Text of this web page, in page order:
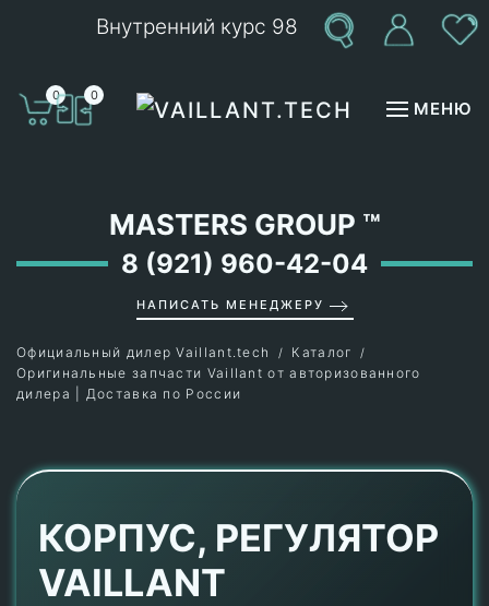
Внутренний курс 98
0 0
МЕНЮ
MASTERS GROUP ™
8 (921) 960-42-04
НАПИСАТЬ МЕНЕДЖЕРУ
Официальный дилер Vaillant.tech
Каталог
Оригинальные запчасти Vaillant от авторизованного
дилера | Доставка по России
КОРПУС, РЕГУЛЯТОР
VAILLANT